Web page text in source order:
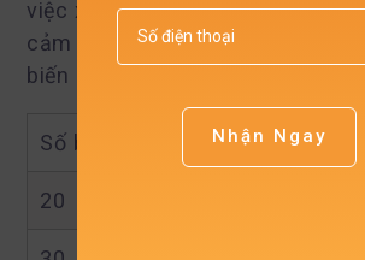
việc xác định kích thước mẫu
cảm giác đủ dữ liệu mà phải
biến dùng để phân tích.
Số biến quan sát Tỷ lệ 5:1
20
Nhận Ngay